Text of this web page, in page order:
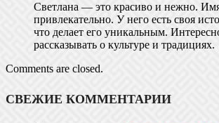
Светлана — это красиво и нежно.
привлекательно. У него есть своя
что делает его уникальным.
рассказывать о культуре и традициях.
Comments are closed.
СВЕЖИЕ КОММЕНТАРИИ